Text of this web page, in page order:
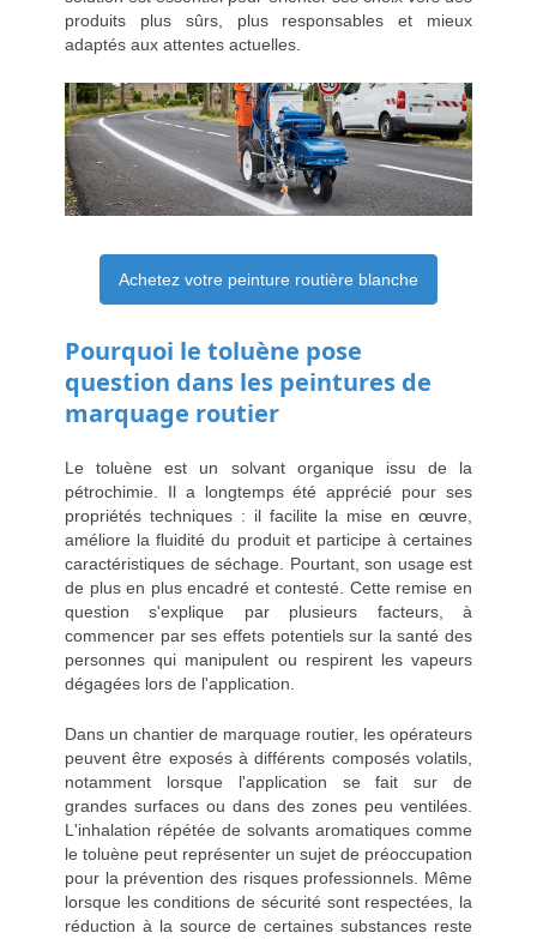
produits plus sûrs, plus responsables et mieux
adaptés aux attentes actuelles.
Achetez votre peinture routière blanche
Pourquoi le toluène pose
question dans les peintures de
marquage routier
Le toluène est un solvant organique issu de la
pétrochimie. Il a longtemps été apprécié pour ses
propriétés techniques : il facilite la mise en œuvre,
améliore la fluidité du produit et participe à certaines
caractéristiques de séchage. Pourtant, son usage est
de plus en plus encadré et contesté. Cette remise en
question s'explique par plusieurs facteurs, à
commencer par ses effets potentiels sur la santé des
personnes qui manipulent ou respirent les vapeurs
dégagées lors de l'application.
Dans un chantier de marquage routier, les opérateurs
peuvent être exposés à différents composés volatils,
notamment lorsque l'application se fait sur de
grandes surfaces ou dans des zones peu ventilées.
L'inhalation répétée de solvants aromatiques comme
le toluène peut représenter un sujet de préoccupation
pour la prévention des risques professionnels. Même
lorsque les conditions de sécurité sont respectées, la
réduction à la source de certaines substances reste